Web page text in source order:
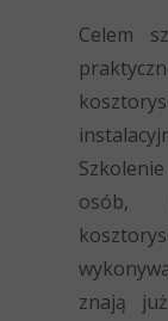
Celem
osób,
znają